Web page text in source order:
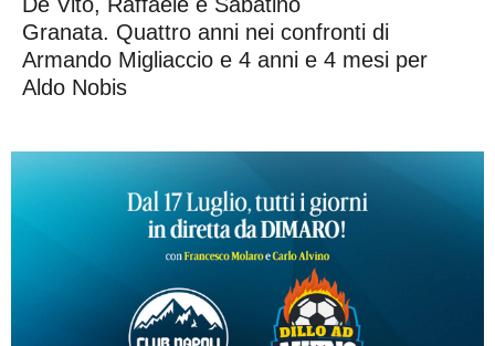
Granata. Quattro anni nei confronti di
Armando Migliaccio e 4 anni e 4 mesi per
Aldo Nobis